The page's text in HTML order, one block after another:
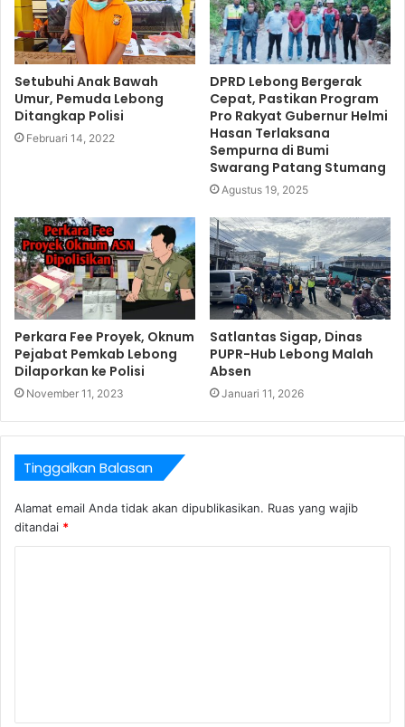
e
o
k
e
a
m
Setubuhi Anak Bawah
Umur, Pemuda Lebong
Ditangkap Polisi
Februari 14, 2022
DPRD Lebong Bergerak
Cepat, Pastikan Program
Pro Rakyat Gubernur Helmi
Hasan Terlaksana
Sempurna di Bumi
Swarang Patang Stumang
Agustus 19, 2025
Perkara Fee Proyek, Oknum
Pejabat Pemkab Lebong
Dilaporkan ke Polisi
November 11, 2023
Satlantas Sigap, Dinas
PUPR-Hub Lebong Malah
Absen
Januari 11, 2026
Tinggalkan Balasan
Alamat email Anda tidak akan dipublikasikan. Ruas yang wajib
ditandai *